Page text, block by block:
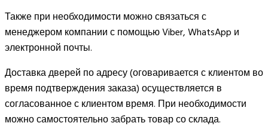
Также при необходимости можно связаться с
менеджером компании с помощью Viber, WhatsApp и
электронной почты.
Доставка дверей по адресу (оговаривается с клиентом во
время подтверждения заказа) осуществляется в
согласованное с клиентом время. При необходимости
можно самостоятельно забрать товар со склада.